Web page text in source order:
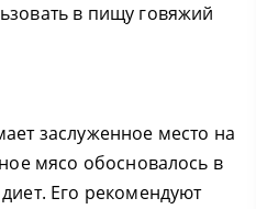
в пищу говяжий
заслуженное место на
мясо обосновалось в
Его рекомендуют